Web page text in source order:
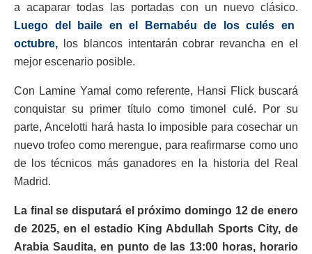
a acaparar todas las portadas con un nuevo clásico.
Luego del baile en el Bernabéu de los culés en
octubre,
los blancos intentarán cobrar revancha en el
mejor escenario posible.
Con Lamine Yamal como referente, Hansi Flick buscará
conquistar su primer título como timonel culé. Por su
parte, Ancelotti hará hasta lo imposible para cosechar un
nuevo trofeo como merengue, para reafirmarse como uno
de los técnicos más ganadores en la historia del Real
Madrid.
La final se disputará el próximo domingo 12 de enero
de 2025, en el estadio King Abdullah Sports City, de
Arabia Saudita, en punto de las 13:00 horas, horario